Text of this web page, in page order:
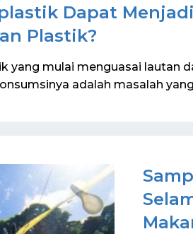
Dapat
Plastik?
yang mulai menguasai lautan
adalah masalah